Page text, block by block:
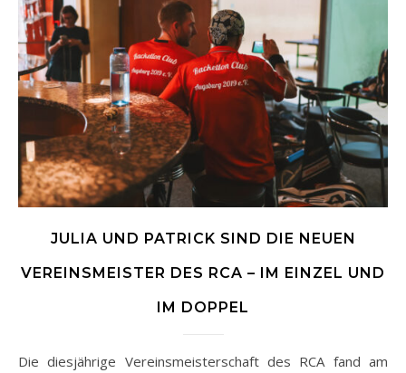
JULIA UND PATRICK SIND DIE NEUEN
VEREINSMEISTER DES RCA – IM EINZEL UND
IM DOPPEL
Die diesjährige Vereinsmeisterschaft des RCA fand am